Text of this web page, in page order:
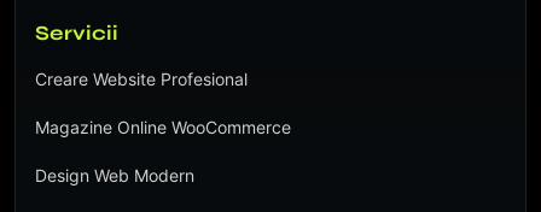
Servicii
Creare Website Profesional
Magazine Online WooCommerce
Design Web Modern